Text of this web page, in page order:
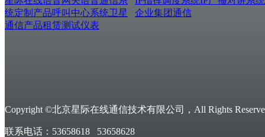
统定制产品呼叫中心系统卫星
通信产品租赁测试仪表
企业集团通信
Copyright ©北京星际在线通信技术有限公司，All Rights
联系电话：53658618 53658628